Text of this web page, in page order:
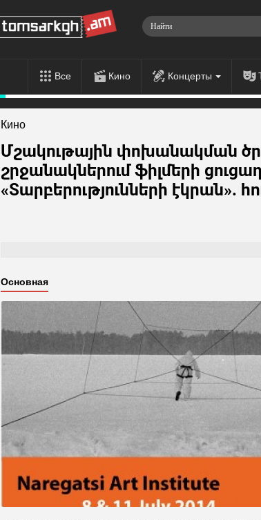
Все Кино Концерты
Кино
Մշակութային փոխանակման
շրջանակներում ֆիլմերի
«Տարբերությունների էկրան».
Основная